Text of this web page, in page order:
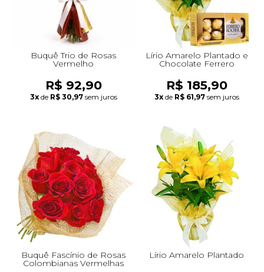
Buquê Trio de Rosas
Vermelho
R$ 92,90
3x de R$ 30,97 sem juros
Lírio Amarelo Plantado e
Chocolate Ferrero
R$ 185,90
3x de R$ 61,97 sem juros
Buquê Fascínio de Rosas
Colombianas Vermelhas
Lírio Amarelo Plantado